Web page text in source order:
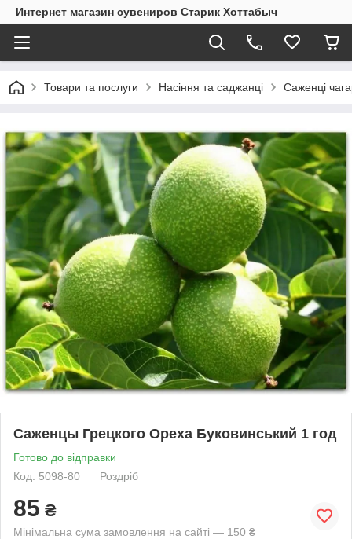
Интернет магазин сувениров Старик Хоттабыч
Товари та послуги Насіння та саджанці Саженці
Саженцы Грецкого Ореха Буковинський 1 год
Готово до відправки
Код: 5098-80
Роздріб
85 ₴
Мінімальна сума замовлення на сайті — 150 ₴